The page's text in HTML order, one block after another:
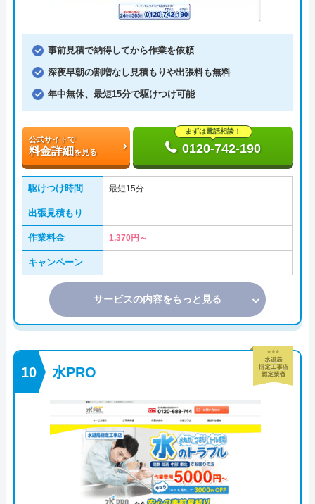
事前見積で納得してから作業を依頼
深夜早朝の割増なし見積もりや出張料も無料
年中無休、最短15分で駆けつけ可能
公式サイトで
料金詳細を見る
まずは電話相談！
0120-742-190
駆けつけ時間 最短15分
出張見積もり
作業料金 1,370円～
キャンペーン
サービスの内容をもっと見る
水PRO